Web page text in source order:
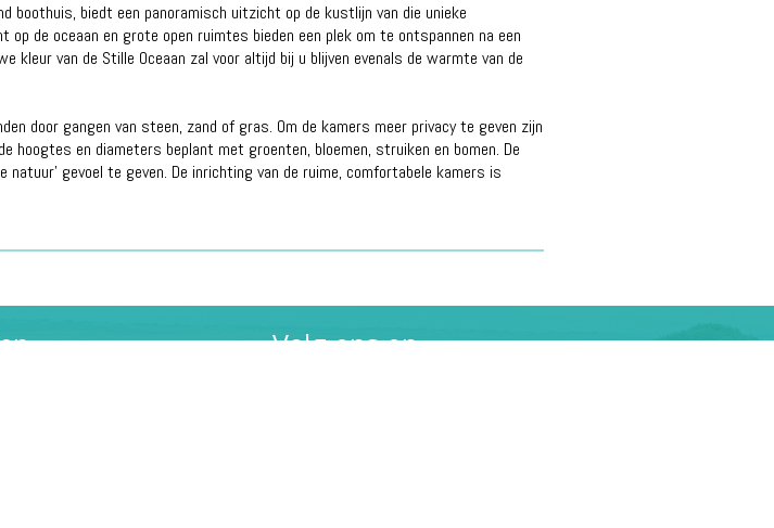
boothuis, biedt een panoramisch uitzicht op de kustlijn van die unieke
de oceaan en grote open ruimtes bieden een plek om te ontspannen na een
kleur van de Stille Oceaan zal voor altijd bij u blijven evenals de warmte van de
door gangen van steen, zand of gras. Om de kamers meer privacy te geven zijn
hoogtes en diameters beplant met groenten, bloemen, struiken en bomen. De
gevoel te geven. De inrichting van de ruime, comfortabele kamers is
Volg ons op